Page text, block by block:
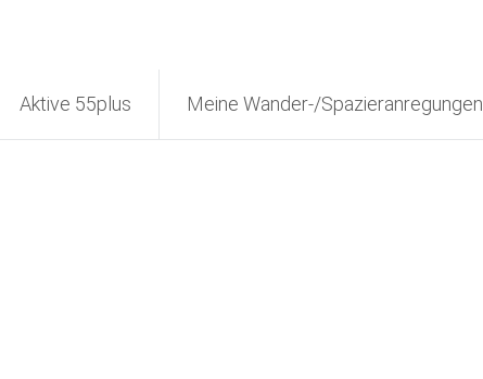
Aktive 55plus Meine Wander-/Spazieranregungen